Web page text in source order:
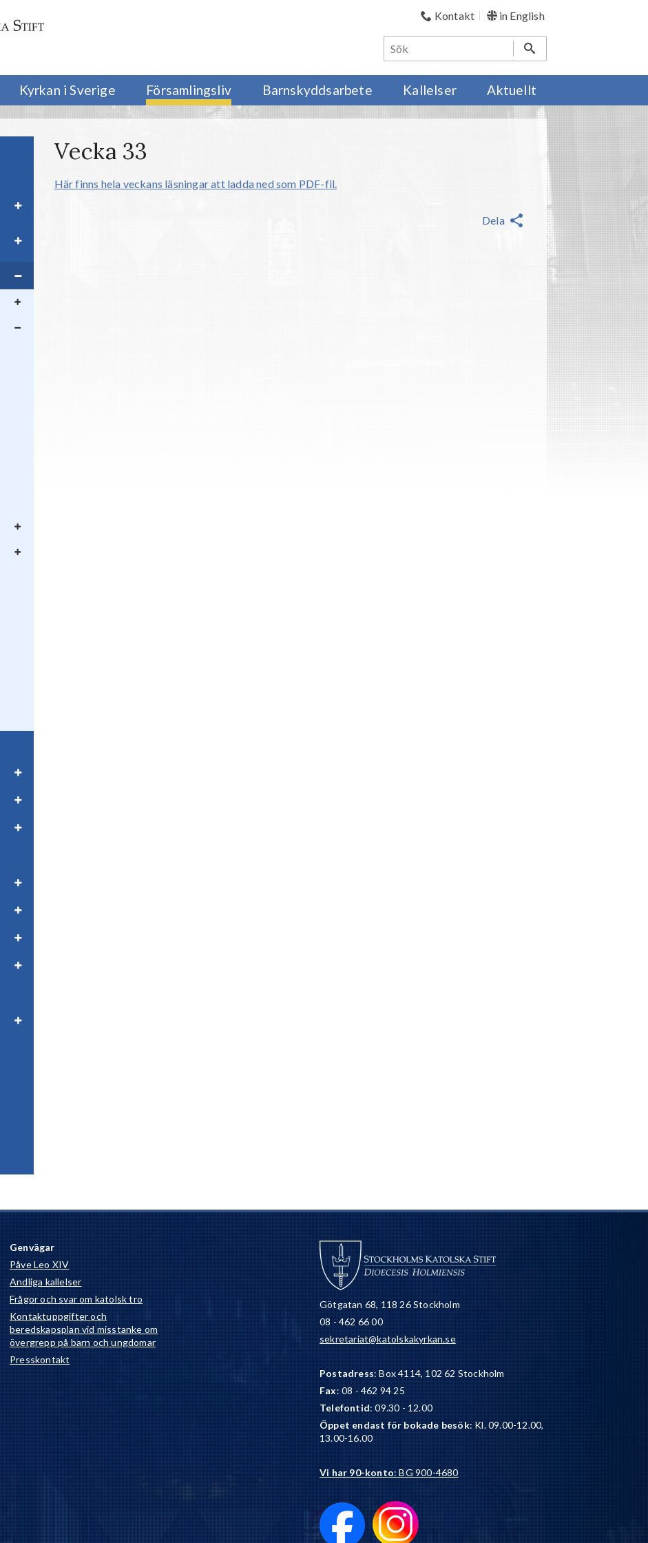
Kontakt in English
Kyrkan i Sverige Församlingsliv Barnskyddsarbete Kallelser Aktuellt
Vecka 33
Här finns hela veckans läsningar att ladda ned som PDF-fil.
Dela
Genvägar
Påve Leo XIV
Andliga kallelser
Frågor och svar om katolsk tro
Kontaktuppgifter och
beredskapsplan vid misstanke om
övergrepp på barn och ungdomar
Presskontakt
Götgatan 68, 118 26 Stockholm
08 - 462 66 00
sekretariat@katolskakyrkan.se
Postadress: Box 4114, 102 62 Stockholm
Fax: 08 - 462 94 25
Telefontid: 09.30 - 12.00
Öppet endast för bokade besök: Kl. 09.00-12.00,
13.00-16.00
Vi har 90-konto: BG 900-4680